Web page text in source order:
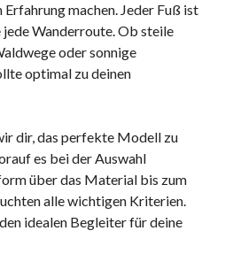
machen. Jeder Fuß ist
Wanderroute. Ob steile
oder sonnige
optimal zu deinen
dir, das perfekte Modell zu
es bei der Auswahl
über das Material bis zum
alle wichtigen Kriterien.
idealen Begleiter für deine